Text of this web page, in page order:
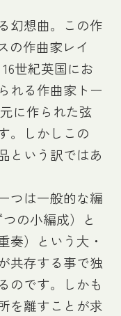
幻想曲。この作
の作曲家レイ
世紀英国にお
れる作曲家トー
に作られた弦
。しかしこの
という訳ではあ
つは一般的な編
の小編成）と
奏）という大・
共存する事で独
のです。しかも
を離すことが求